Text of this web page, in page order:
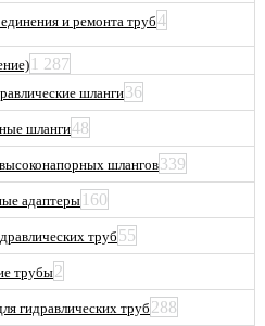
и ремонта труб4
1 287
шланги36
шланги48
шлангов339
адаптеры 160
труб 55
трубы2
гидравлических труб288